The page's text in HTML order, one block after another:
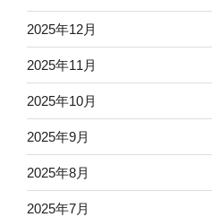
2025年12月
2025年11月
2025年10月
2025年9月
2025年8月
2025年7月